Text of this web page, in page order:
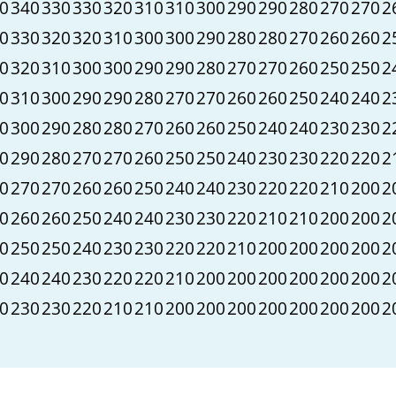
340330330320310310300290290280270270
330320320310300300290280280270260260
320310300300290290280270270260250250
310300290290280270270260260250240240
300290280280270260260250240240230230
290280270270260250250240230230220220
270270260260250240240230220220210200
260260250240240230230220210210200200
250250240230230220220210200200200200
240240230220220210200200200200200200
230230220210210200200200200200200200